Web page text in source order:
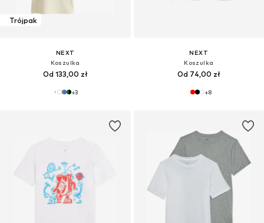
Trójpak
NEXT
Koszulka
Od 133,00 zł
+3
NEXT
Koszulka
Od 74,00 zł
+8